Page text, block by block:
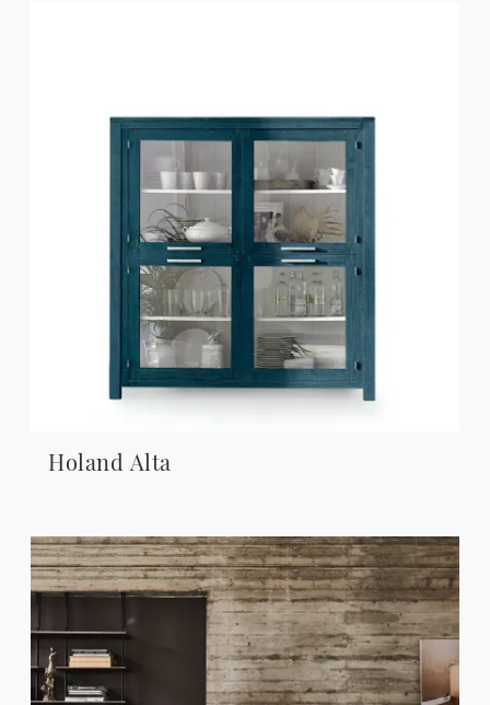
Holand Alta